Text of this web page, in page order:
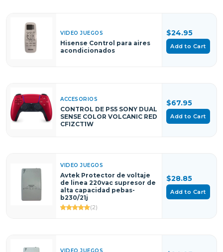
VIDEO JUEGOS
Hisense Control para aires
acondicionados
$24.95
Add to Cart
ACCESORIOS
CONTROL DE PS5 SONY DUAL
SENSE COLOR VOLCANIC RED
CFIZCT1W
$67.95
Add to Cart
VIDEO JUEGOS
Avtek Protector de voltaje
de linea 220vac supresor de
alta capacidad pebas-
b230/21j
(2)
$28.85
Add to Cart